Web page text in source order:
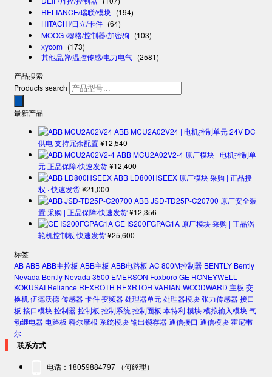
RELIANCE/瑞联/模块 (194)
HITACHI/日立/卡件 (64)
MOOG /穆格/控制器/加密狗 (103)
xycom (173)
其他品牌/温控传感/电力电气 (2581)
产品搜索
Products search
最新产品
ABB MCU2A02V24 | 电机控制单元 24V DC
供电 支持冗余配置¥12,540
ABB MCU2A02V2-4 原厂模块 | 电机控制单
元 正品保障·快速发货¥12,400
ABB LD800HSEEX 原厂模块 采购 | 正品授
权 · 快速发货¥21,000
ABB JSD-TD25P-C20700 原厂安全装
置 采购 | 正品保障·快速发货¥12,356
GE IS200FGPAG1A 原厂模块 采购 | 正品涡
轮机控制板 快速发货¥25,600
标签
ABABBABB主控板 ABB主板 ABB电路板 AC 800M控制器 BENTLY Bently
Nevada Bently Nevada 3500 EMERSON Foxboro GE HONEYWELL
KOKUSAI Reliance REXROTH REXRTOH VARIAN WOODWARD 主板 交
换机伍德沃德传感器卡件变频器处理器单元处理器模块张力传感器接口
板 接口模块控制器控制板 控制系统控制面板 本特利模块模拟输入模块气
动继电器电路板 科尔摩根 系统模块输出锁存器通信接口 通信模块霍尼韦
尔
联系方式
电话：18059884797 （何经理）